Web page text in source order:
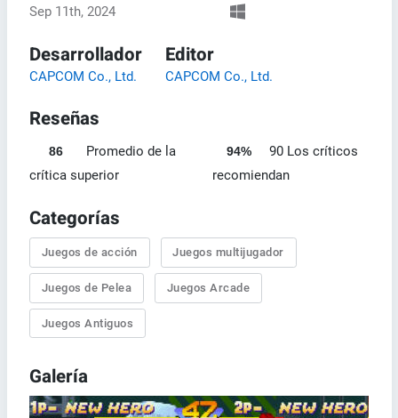
Sep 11th, 2024
Desarrollador
CAPCOM Co., Ltd.
Editor
CAPCOM Co., Ltd.
Reseñas
86
Promedio de la
crítica superior
94%
90 Los críticos
recomiendan
Categorías
Juegos de acción Juegos multijugador
Juegos de Pelea Juegos Arcade
Juegos Antiguos
Galería